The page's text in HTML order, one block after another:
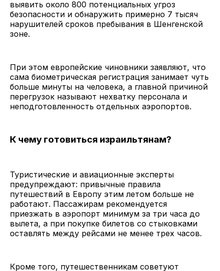
выявить около 800 потенциальных угроз
безопасности и обнаружить примерно 7 тысяч
нарушителей сроков пребывания в Шенгенской
зоне.
При этом европейские чиновники заявляют, что
сама биометрическая регистрация занимает чуть
больше минуты на человека, а главной причиной
перегрузок называют нехватку персонала и
неподготовленность отдельных аэропортов.
К чему готовиться израильтянам?
Туристические и авиационные эксперты
предупреждают: привычные правила
путешествий в Европу этим летом больше не
работают. Пассажирам рекомендуется
приезжать в аэропорт минимум за три часа до
вылета, а при покупке билетов со стыковками
оставлять между рейсами не менее трех часов.
Кроме того, путешественникам советуют